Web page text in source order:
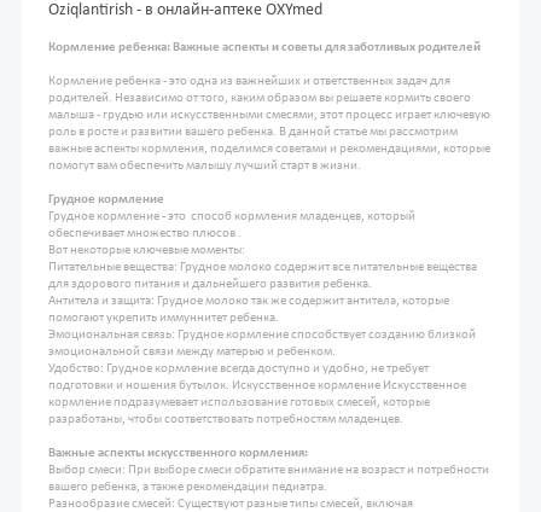
Oziqlantirish - в онлайн-аптеке OXYmed
Кормление ребенка: Важные аспекты и советы для заботливых родителей
Кормление ребенка - это одна из важнейших и ответственных задач для
родителей. Независимо от того, каким образом вы решаете кормить своего
малыша - грудью или искусственными смесями, этот процесс играет ключевую
роль в росте и развитии вашего ребенка. В данной статье мы рассмотрим
важные аспекты кормления, поделимся советами и рекомендациями, которые
помогут вам обеспечить малышу лучший старт в жизни.
Грудное кормление
Грудное кормление - это способ кормления младенцев, который
обеспечивает множество плюсов .
Вот некоторые ключевые моменты:
Питательные вещества: Грудное молоко содержит все питательные вещества
для здорового питания и дальнейшего развития ребенка.
Антитела и защита: Грудное молоко так же содержит антитела, которые
помогают укрепить иммуннитет ребенка.
Эмоциональная связь: Грудное кормление способствует созданию близкой
эмоциональной связи между матерью и ребенком.
Удобство: Грудное кормление всегда доступно и удобно, не требует
подготовки и ношения бутылок. Искусственное кормление Искусственное
кормление подразумевает использование готовых смесей, которые
разработаны, чтобы соответствовать потребностям младенцев.
Важные аспекты искусственного кормления:
Выбор смеси: При выборе смеси обратите внимание на возраст и потребности
вашего ребенка, а также рекомендации педиатра.
Разнообразие смесей: Существуют разные типы смесей, включая